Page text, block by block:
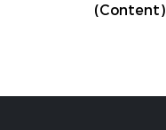
(Content)